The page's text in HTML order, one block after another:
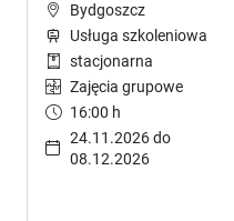
Bydgoszcz
Usługa szkoleniowa
stacjonarna
Zajęcia grupowe
16:00 h
24.11.2026 do
08.12.2026